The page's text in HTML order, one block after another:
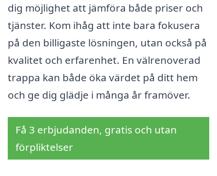
dig möjlighet att jämföra både priser och
tjänster. Kom ihåg att inte bara fokusera
på den billigaste lösningen, utan också på
kvalitet och erfarenhet. En välrenoverad
trappa kan både öka värdet på ditt hem
och ge dig glädje i många år framöver.
Få 3 erbjudanden, gratis och utan
förpliktelser